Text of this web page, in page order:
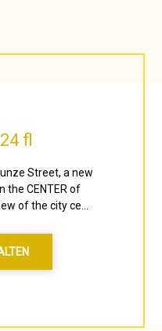
fl
Street, a new
the CENTER of
of the city ce...